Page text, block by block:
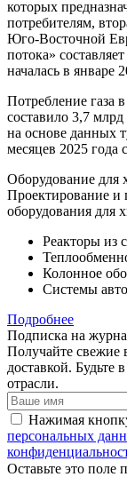
которых
потребителям,
Юго-Восточной
потока»
началась в январе
Потребление газа
составило 3,7
на основе данных
месяцев 2025 года
Оборудование для
Проектирование и
оборудования для
Реакторы из
Колонное
Системы
Подробнее
Подписка на
Получайте свежие
доставкой. Будьте
отрасли.
Нажимая
персональных
Оставьте это поле